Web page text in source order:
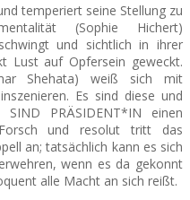
temperiert seine Stellung zu
(Sophie Hichert)
und sichtlich in ihrer
Lust auf Opfersein geweckt.
Shehata) weiß sich mit
Es sind diese und
PRÄSIDENT*IN einen
und resolut tritt das
an; tatsächlich kann es sich
wenn es da gekonnt
alle Macht an sich reißt.